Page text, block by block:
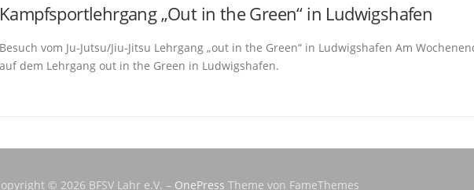
Kampfsportlehrgang „Out in the Green“ in Ludwigshafen
Besuch vom Ju-Jutsu/Jiu-Jitsu Lehrgang „out in the Green“ in Ludwigshafen Am
auf dem Lehrgang out in the Green in Ludwigshafen.
© 2026 BFSV Lahr e.V. – OnePress Theme von FameThemes